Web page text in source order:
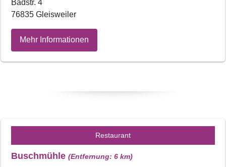
Badstr. 4
76835 Gleisweiler
Mehr Informationen
Restaurant
Buschmühle (Entfernung: 6 km)